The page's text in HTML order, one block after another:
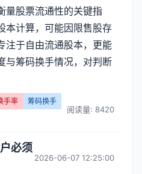
量股票流通性的关键指
本计算，可能因限售股存
注于自由流通股本，更能
与筹码换手情况，对判断
手率
筹码换手
阅读量: 8420
必须
2026-06-07 12:25:00